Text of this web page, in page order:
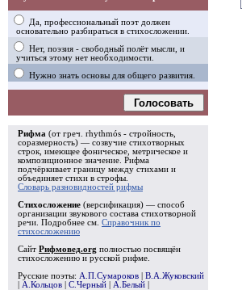
Да, профессиональный поэт должен
основательно разбираться в стихосложении.
Нет, поэзия - свободный полёт мысли, и
учиться этому нет необходимости.
Нужно знать основы для общего развития.
Голосовать
Рифма (от греч. rhythmós - стройность,
соразмерность) — созвучие стихотворных
строк, имеющее фоническое, метрическое и
композиционное значение. Рифма
подчёркивает границу между стихами и
объединяет стихи в строфы
Словарь разновидностей рифмы
Стихосложение (версификация) — способ
организации звукового состава стихотворной
речи. Подробнее см. Справочник по
стихосложению
Сайт Рифмовед.org полностью посвящён
стихосложению и русской рифме.
Русские поэты: А.П.Сумароков
В.А.Жуковский
А.Кольцов С.Черный А.Белый